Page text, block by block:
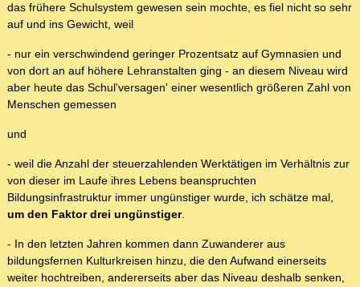
das frühere Schulsystem gewesen sein mochte, es fiel nicht so sehr
auf und ins Gewicht, weil
- nur ein verschwindend geringer Prozentsatz auf Gymnasien und
von dort an auf höhere Lehranstalten ging - an diesem Niveau wird
aber heute das Schul'versagen' einer wesentlich größeren Zahl von
Menschen gemessen
und
- weil die Anzahl der steuerzahlenden Werktätigen im Verhältnis zur
von dieser im Laufe ihres Lebens beanspruchten
Bildungsinfrastruktur immer ungünstiger wurde, ich schätze mal,
um den Faktor drei ungünstiger.
- In den letzten Jahren kommen dann Zuwanderer aus
bildungsfernen Kulturkreisen hinzu, die den Aufwand einerseits
weiter hochtreiben, andererseits aber das Niveau deshalb senken,